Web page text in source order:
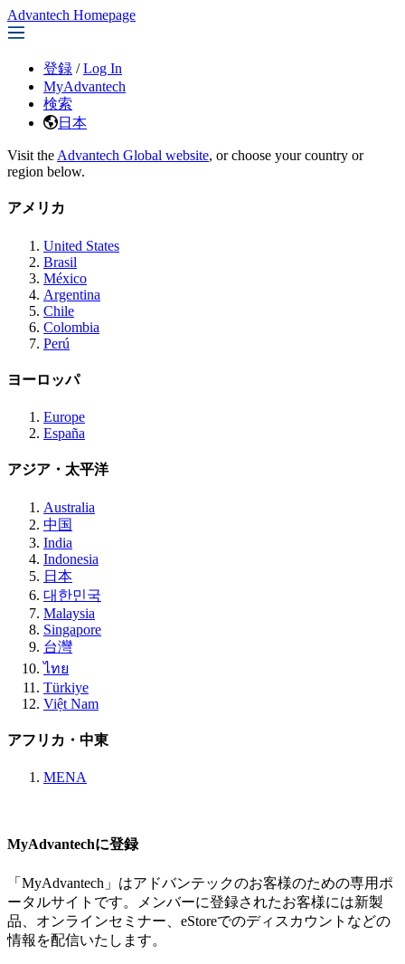
Advantech Homepage
登録 / Log In
MyAdvantech
検索
日本
Visit the Advantech Global website, or choose your country or
region below.
アメリカ
United States
Brasil
México
Argentina
Chile
Colombia
Perú
ヨーロッパ
Europe
España
アジア・太平洋
Australia
中国
India
Indonesia
日本
대한민국
Malaysia
Singapore
台灣
ไทย
Türkiye
Việt Nam
アフリカ・中東
MENA
MyAdvantechに登録
「MyAdvantech」はアドバンテックのお客様のための専用ポ
ータルサイトです。メンバーに登録されたお客様には新製
品、オンラインセミナー、eStoreでのディスカウントなどの
情報を配信いたします。